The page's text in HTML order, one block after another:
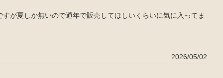
が夏しか無いので通年で販売してほしいくらいに気に入ってま
2026/05/02